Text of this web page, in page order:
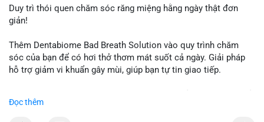
#vlikevn #titanbot
Duy trì thói quen chăm sóc răng miệng hằng ngày thật đơn
giản!
Thêm Dentabiome Bad Breath Solution vào quy trình chăm
sóc của bạn để có hơi thở thơm mát suốt cả ngày. Giải pháp
hỗ trợ giảm vi khuẩn gây mùi, giúp bạn tự tin giao tiếp.
lớn cho nụ cười khỏe mạnh.
Đọc thêm